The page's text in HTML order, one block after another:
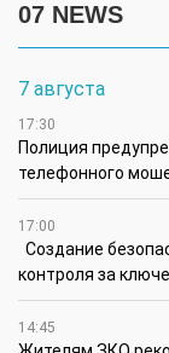
07 NEWS
7 августа
17:30
Полиция
телефонного
17:00
Создание
контроля за
14:45